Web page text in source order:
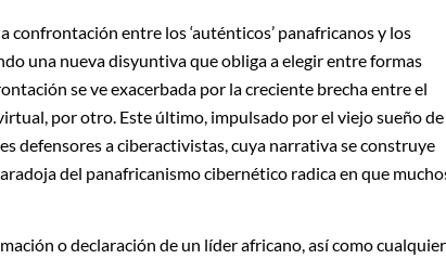
entre los ‘auténticos’ panafricanos y los
una nueva disyuntiva que obliga a elegir entre formas
se ve exacerbada por la creciente brecha entre el
por otro. Este último, impulsado por el viejo sueño de
defensores a ciberactivistas, cuya narrativa se construye
del panafricanismo cibernético radica en que
o declaración de un líder africano, así como cualquier